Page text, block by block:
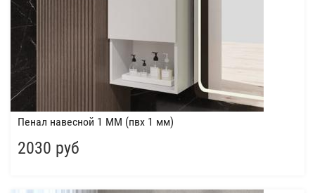
Пенал навесной 1 ММ (пвх 1 мм)
2030 руб